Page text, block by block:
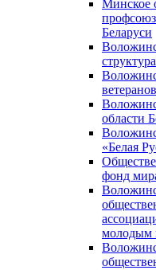
Минское
Беларуси
ветеранов
области
«Белая
фонд
молодым